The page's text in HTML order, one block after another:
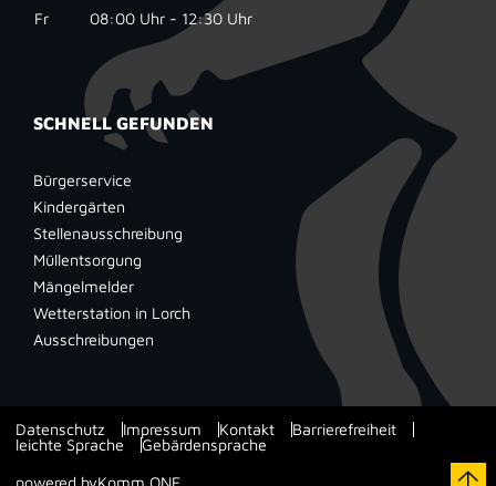
Fr
08:00 Uhr - 12:30 Uhr
SCHNELL GEFUNDEN
Bürgerservice
Kindergärten
Stellenausschreibung
Müllentsorgung
Mängelmelder
Wetterstation in Lorch
Ausschreibungen
Datenschutz Impressum Kontakt
Barrierefreiheit
leichte Sprache
Gebärdensprache